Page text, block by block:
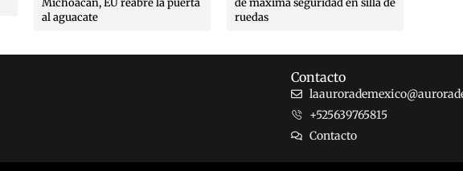
al aguacate
ruedas
Contacto
+525639765815
Contacto